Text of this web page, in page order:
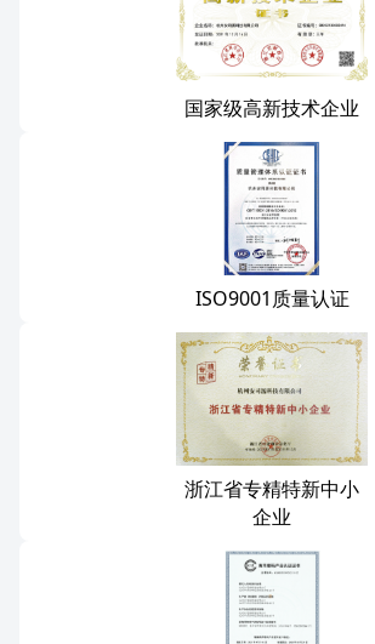
国家级高新技术企业
ISO9001质量认证
浙江省专精特新中小
企业